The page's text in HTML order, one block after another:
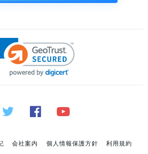
会社案内 個人情報保護方針 利用規約